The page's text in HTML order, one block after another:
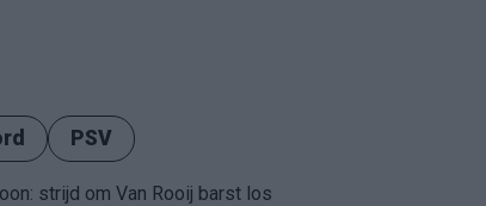
PSV
strijd om Van Rooij barst los